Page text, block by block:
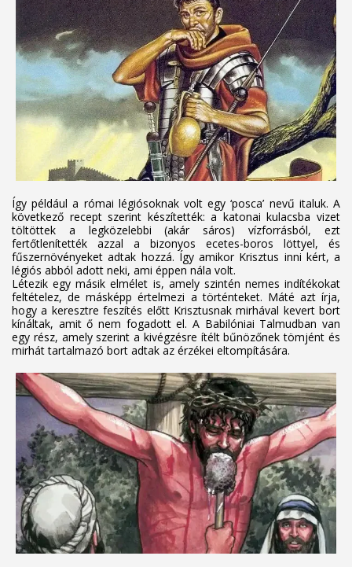
Így például a római légiósoknak volt egy ‘posca’ nevű italuk. A
következő recept szerint készítették: a katonai kulacsba vizet
töltöttek a legközelebbi (akár sáros) vízforrásból, ezt
fertőtlenítették azzal a bizonyos ecetes-boros löttyel, és
fűszernövényeket adtak hozzá. Így amikor Krisztus inni kért, a
légiós abból adott neki, ami éppen nála volt.
Létezik egy másik elmélet is, amely szintén nemes indítékokat
feltételez, de másképp értelmezi a történteket. Máté azt írja,
hogy a keresztre feszítés előtt Krisztusnak mirhával kevert bort
kínáltak, amit ő nem fogadott el. A Babilóniai Talmudban van
egy rész, amely szerint a kivégzésre ítélt bűnözőnek tömjént és
mirhát tartalmazó bort adtak az érzékei eltompítására.